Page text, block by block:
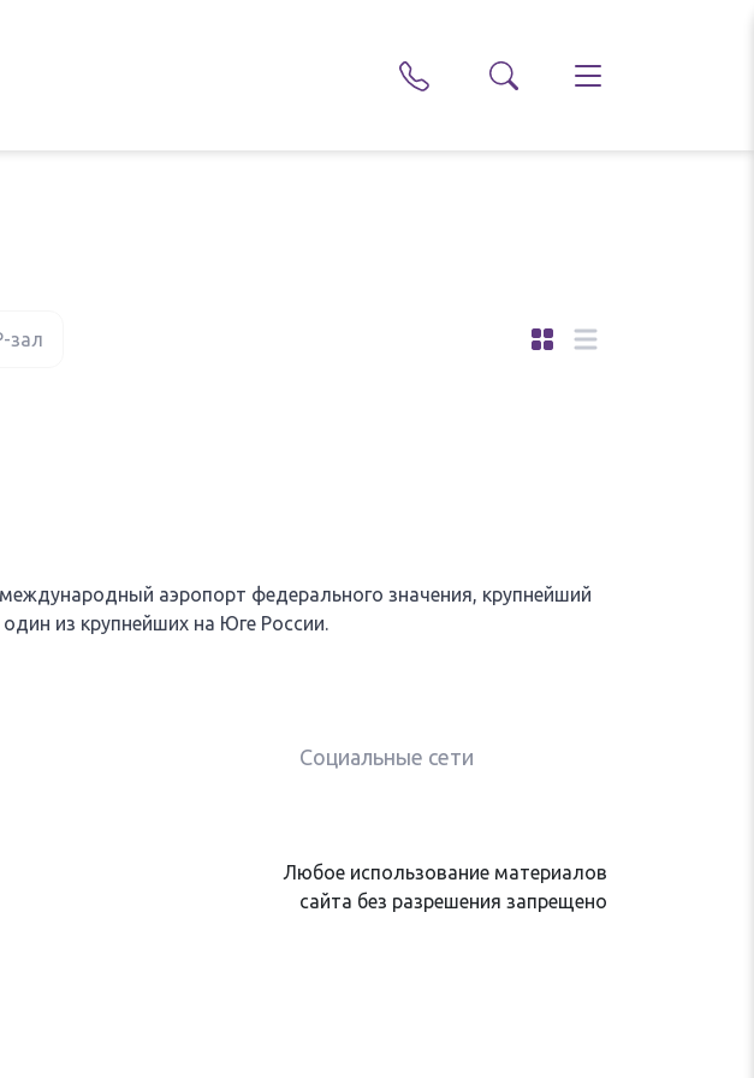
зал
аэропорт федерального значения, крупнейший
из крупнейших на Юге России.
Социальные сети
Любое использование материалов
сайта без разрешения запрещено